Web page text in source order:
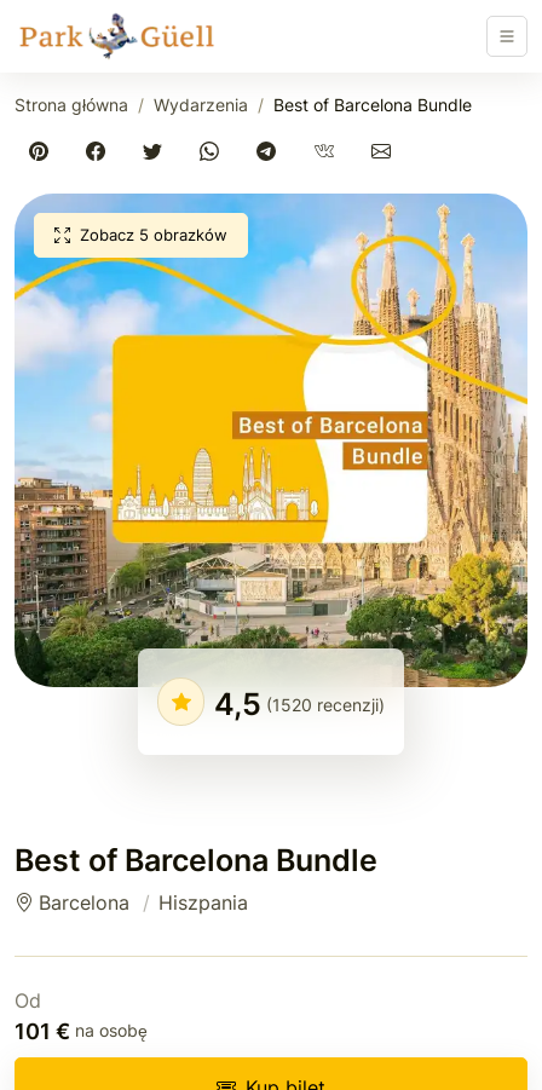
Strona główna Wydarzenia Best of Barcelona Bundle
Zobacz 5 obrazków
4,5 (1520 recenzji)
Best of Barcelona Bundle
Barcelona Hiszpania
Od
101 € na osobę